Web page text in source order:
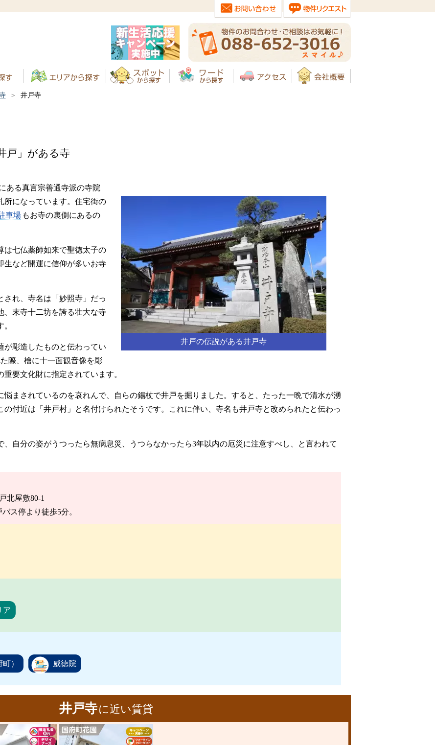
井戸寺
戸」がある寺
井戸の伝説がある井戸寺
ある真言宗善通寺派の寺院
所になっています。住宅街の
車場 もお寺の裏側にあるの
は七仏薬師如来で聖徳太子の
生など開運に信仰が多いお寺
され、寺名は「妙照寺」だっ
、末寺十二坊を誇る壮大な寺
が彫造したものと伝わってい
際、檜に十一面観音像を彫
要文化財に指定されています。
まされているのを哀れんで、自らの錫杖で井戸を掘りました。すると、たった一晩で清水が湧
の付近は「井戸村」と名付けられたそうです。これに伴い、寺名も井戸寺と改められたと伝わっ
自分の姿がうつったら無病息災、うつらなかったら3年以内の厄災に注意すべし、と言われて
北屋敷80-1
ス停より徒歩5分。
ア
） 威徳院
井戸寺に近い賃貸